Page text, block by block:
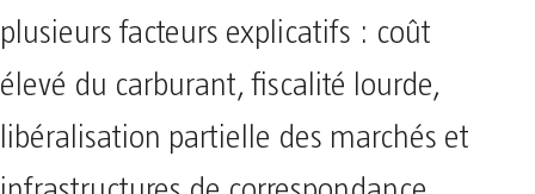
plusieurs facteurs explicatifs : coût
élevé du carburant, fiscalité lourde,
libéralisation partielle des marchés et